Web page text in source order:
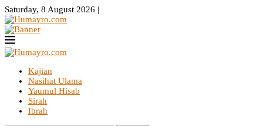
Saturday, 8 August 2026 |
Kajian
Nasihat Ulama
Yaumul Hisab
Sirah
Ibrah